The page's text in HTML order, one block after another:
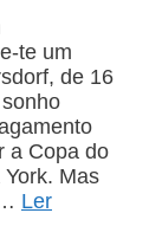
te um
de 16
a Copa do
Mas
Ler